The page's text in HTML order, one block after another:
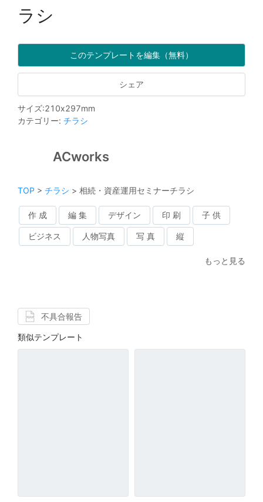
ラシ
このテンプレートを編集（無料）
シェア
サイズ:210x297mm
カテゴリー: チラシ
ACworks
TOP > チラシ > 相続・資産運用セミナーチラシ
作 成 編 集 デザイン 印 刷 子 供
ビジネス 人物写真 写 真 縦
もっと見る
不具合報告
類似テンプレート